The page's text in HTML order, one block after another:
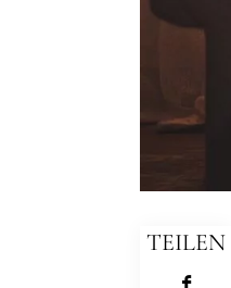
TEILEN